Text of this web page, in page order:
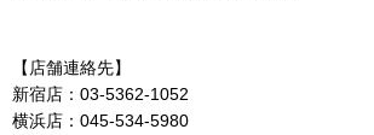
【店舗連絡先】
新宿店：03-5362-1052
横浜店：045-534-5980